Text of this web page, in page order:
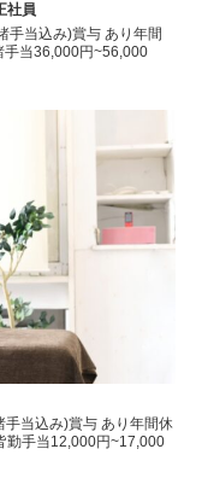
/ 正社員
手当込み)賞与 あり年間
手当36,000円~56,000
当込み)賞与 あり年間休
勤手当12,000円~17,000